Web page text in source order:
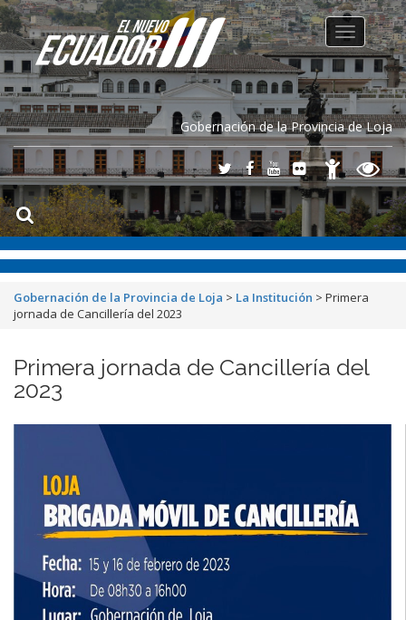
Gobernación de la Provincia de Loja
Toggle
navigation
Gobernación de la Provincia de Loja > La Institución > Primera
jornada de Cancillería del 2023
Primera jornada de Cancillería del
2023